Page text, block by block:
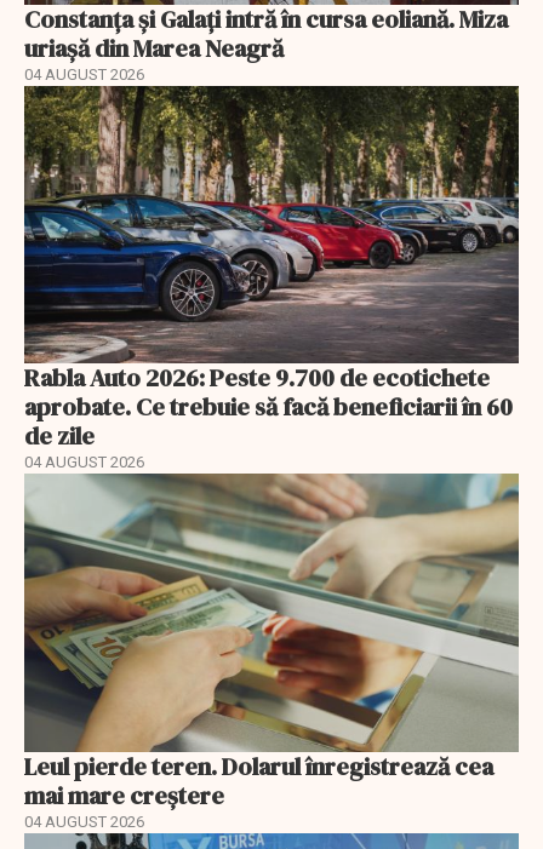
Constanța și Galați intră în cursa eoliană. Miza
uriașă din Marea Neagră
04 AUGUST 2026
Rabla Auto 2026: Peste 9.700 de ecotichete
aprobate. Ce trebuie să facă beneficiarii în 60
de zile
04 AUGUST 2026
Leul pierde teren. Dolarul înregistrează cea
mai mare creștere
04 AUGUST 2026